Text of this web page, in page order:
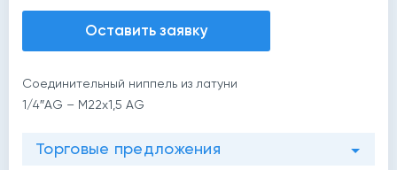
Оставить заявку
Соединительный ниппель из латуни
1/4″AG – M22x1,5 AG
Торговые предложения